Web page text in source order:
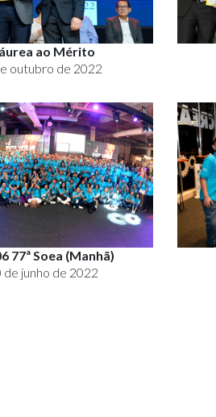
ao Mérito
outubro de 2022
77ª Soea (Manhã)
de junho de 2022